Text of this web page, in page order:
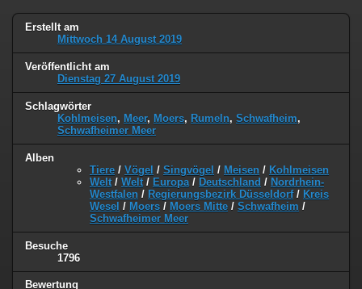
Erstellt am
Mittwoch 14 August 2019
Veröffentlicht am
Dienstag 27 August 2019
Schlagwörter
Kohlmeisen, Meer, Moers, Rumeln, Schwafheim,
Schwafheimer Meer
Alben
Tiere / Vögel / Singvögel / Meisen / Kohlmeisen
Welt / Welt / Europa / Deutschland / Nordrhein-
Westfalen / Regierungsbezirk Düsseldorf/ Kreis
Wesel / Moers / Moers Mitte / Schwafheim /
Schwafheimer Meer
Besuche
1796
Bewertung